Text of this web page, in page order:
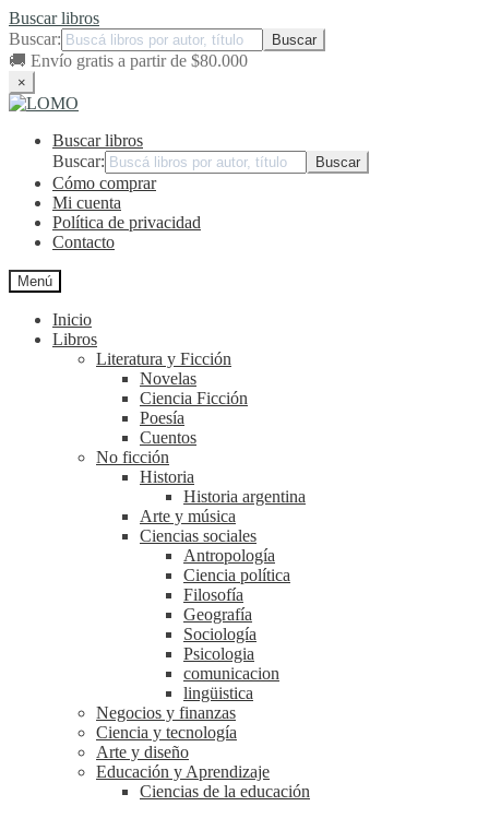
Buscar libros
Buscar:
🚚 Envío gratis a partir de $80.000
×
Ir
navegación
Ir
contenidoBuscar libros
Buscar:
Cómo comprar
Mi cuenta
Política de privacidad
Contacto
Menú
Inicio
Libros
Literatura y Ficción
Novelas
Ciencia Ficción
Poesía
Cuentos
No ficción
Historia
Historia argentina
Arte y música
Ciencias sociales
Antropología
Ciencia política
Filosofía
Geografía
Sociología
Psicologia
comunicacion
lingüistica
Negocios y finanzas
Ciencia y tecnología
Arte y diseño
Educación y Aprendizaje
Ciencias de la educación